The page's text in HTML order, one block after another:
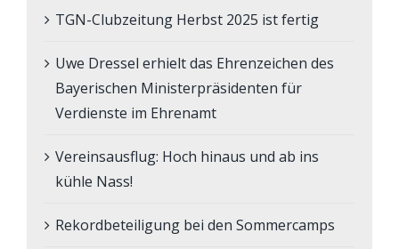
TGN-Clubzeitung Herbst 2025 ist fertig
Uwe Dressel erhielt das Ehrenzeichen des
Bayerischen Ministerpräsidenten für
Verdienste im Ehrenamt
Vereinsausflug: Hoch hinaus und ab ins
kühle Nass!
Rekordbeteiligung bei den Sommercamps